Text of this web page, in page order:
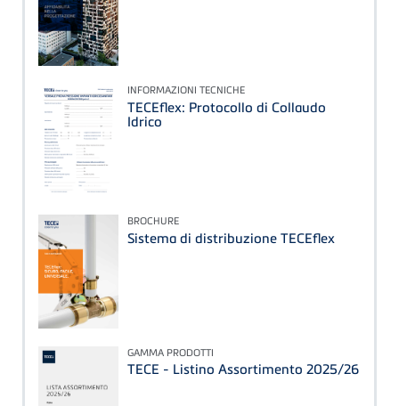
INFORMAZIONI TECNICHE
TECEflex: Protocollo di Collaudo
Idrico
BROCHURE
Sistema di distribuzione TECEflex
GAMMA PRODOTTI
TECE - Listino Assortimento 2025/26